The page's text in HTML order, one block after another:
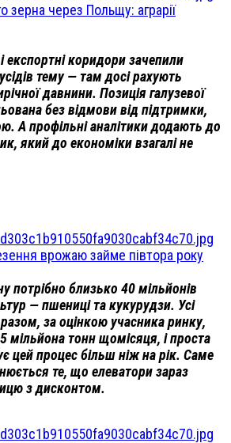
зерна через Польщу: аграрії
експортні коридори зачепили
тему — там досі рахують
давнини. Позиція галузевої
без відмови від підтримки,
А профільні аналітики додають до
який до економіки взагалі не
врожаю займе півтора року
потрібно близько 40 мільйонів
— пшениці та кукурудзи. Усі
за оцінкою учасника ринку,
мільйона тонн щомісяця, і проста
цей процес більш ніж на рік. Саме
те, що елеватори зараз
з дисконтом.